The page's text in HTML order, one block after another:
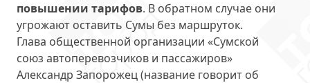
повышении тарифов. В обратном случае они
угрожают оставить Сумы без маршруток.
Глава общественной организации «Сумской
союз автоперевозчиков и пассажиров»
Александр Запорожец (название говорит об